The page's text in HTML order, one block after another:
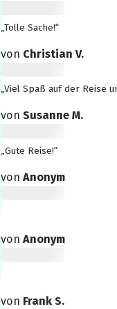
„Tolle Sache!“
von Christian V.
„Viel Spaß auf der Reise
vonSusanne M.
„Gute Reise!“
vonAnonym
vonAnonym
von Frank S.